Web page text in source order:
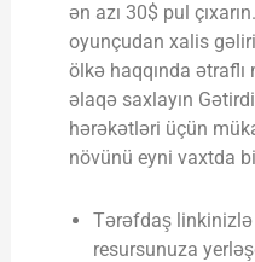
ən azı 30$ pul
oyunçudan xalis
ölkə haqqında
əlaqə saxlayın
hərəkətləri üçün
növünü eyni vaxtda
Tərəfdaş linkinizlə
resursunuza